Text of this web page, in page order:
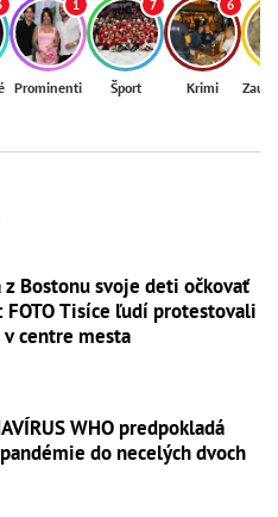
1
Prominenti
7
Šport
6
Krimi
z Bostonu svoje deti očkovať
FOTO Tisíce ľudí protestovali
centre mesta
WHO predpokladá
do necelých dvoch